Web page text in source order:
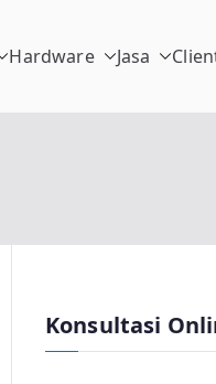
Hardware Jasa
Konsultasi